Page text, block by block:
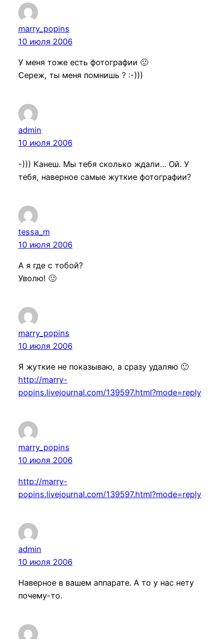
marry_popins
10 июля 2006
У меня тоже есть фотографии 🙂
Сереж, ты меня помнишь ? :-)))
admin
10 июля 2006
-))) Канеш. Мы тебя сколько ждали… Ой. У
тебя, наверное самые жуткие фотографии?
tessa_m
10 июля 2006
А я где с тобой?
Уволю! 🙂
marry_popins
10 июля 2006
Я жуткие не показываю, а сразу удаляю 🙂
http://marry-
popins.livejournal.com/139597.html?mode=reply
marry_popins
10 июля 2006
http://marry-
popins.livejournal.com/139597.html?mode=reply
admin
10 июля 2006
Наверное в вашем аппарате. А то у нас нету
почему-то.